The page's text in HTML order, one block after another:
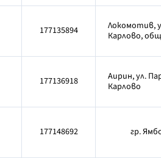
177135894
Локомотив,
Карлово,
177136918
Аирин, ул.
Карлово
177148692 гр.